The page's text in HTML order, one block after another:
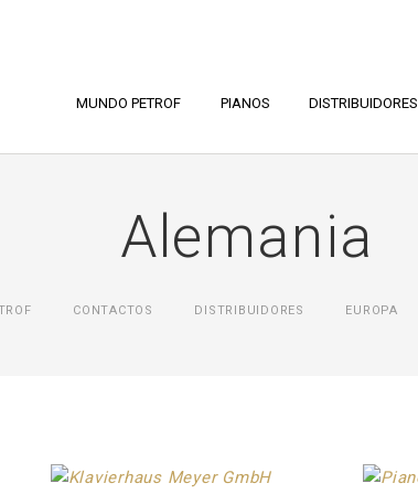
MUNDO PETROF PIANOS DISTRIBUIDORES
Alemania
CONTACTOS DISTRIBUIDORES ЕUROPA